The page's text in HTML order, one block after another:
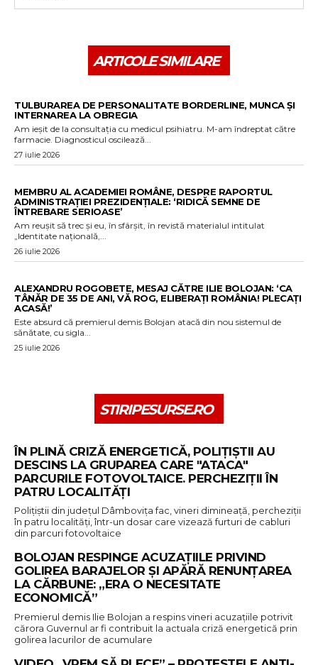
ARTICOLE SIMILARE
TULBURAREA DE PERSONALITATE BORDERLINE, MUNCA ȘI
INTERNAREA LA OBREGIA
Am ieșit de la consultația cu medicul psihiatru. M-am îndreptat către
farmacie. Diagnosticul oscilează...
27 iulie 2026
MEMBRU AL ACADEMIEI ROMÂNE, DESPRE RAPORTUL
ADMINISTRAȚIEI PREZIDENȚIALE: ‘RIDICĂ SEMNE DE
ÎNTREBARE SERIOASE’
Am reușit să trec și eu, în sfârșit, în revistă materialul intitulat
„Identitate națională,...
26 iulie 2026
ALEXANDRU ROGOBETE, MESAJ CĂTRE ILIE BOLOJAN: ‘CA
TÂNĂR DE 35 DE ANI, VĂ ROG, ELIBERAȚI ROMÂNIA! PLECAȚI
ACASĂ!’
Este absurd că premierul demis Bolojan atacă din nou sistemul de
sănătate, cu sigla...
25 iulie 2026
STIRIPESURSE.RO
ÎN PLINĂ CRIZĂ ENERGETICĂ, POLIȚIȘTII AU
DESCINS LA GRUPAREA CARE "ATACA"
PARCURILE FOTOVOLTAICE. PERCHEZIȚII ÎN
PATRU LOCALITĂȚI
Poliţiştii din judeţul Dâmboviţa fac, vineri dimineaţă, percheziţii
în patru localităţi, într-un dosar care vizează furturi de cabluri
din parcuri fotovoltaice
BOLOJAN RESPINGE ACUZAȚIILE PRIVIND
GOLIREA BARAJELOR ȘI APĂRĂ RENUNȚAREA
LA CĂRBUNE: „ERA O NECESITATE
ECONOMICĂ”
Premierul demis Ilie Bolojan a respins vineri acuzațiile potrivit
cărora Guvernul ar fi contribuit la actuala criză energetică prin
golirea lacurilor de acumulare